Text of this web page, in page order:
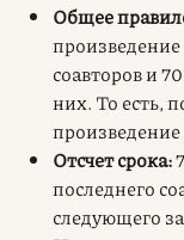
Общее
произведение
соавторов и
них. То есть,
Отсчет срока:
последнего
следующего